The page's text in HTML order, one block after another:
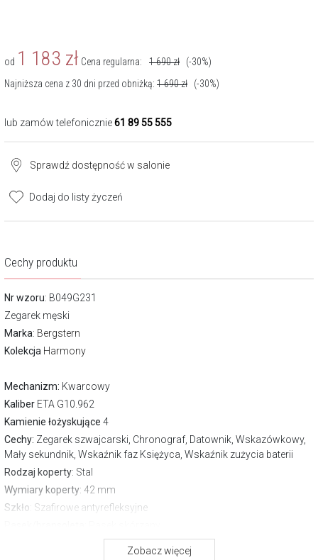
Cechy produktu
Nr wzoru: B049G231
Zegarek męski
Marka: Bergstern
Kolekcja Harmony
Mechanizm: Kwarcowy
Kaliber ETA G10.962
Kamienie łożyskujące 4
Cechy: Zegarek szwajcarski, Chronograf, Datownik, Wskazówkowy,
Mały sekundnik, Wskaźnik faz Księżyca, Wskaźnik zużycia baterii
Rodzaj koperty: Stal
Wymiary koperty: 42 mm
Szkło: Szafirowe antyrefleksyjne
Zobacz więcej
od 1 183 zł Cena regularna: 1 690zł
(-30%)
Najniższa cena z 30 dni przed obniżką: 1 690zł (-30%)
lub zamów telefonicznie61 89 55 555
Sprawdź dostępność w salonie
Dodaj do listy życzeń